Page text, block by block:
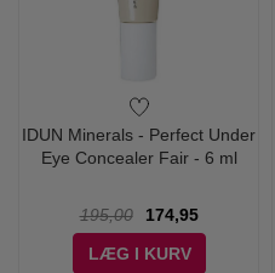
IDUN Minerals - Perfect Under
Eye Concealer Fair - 6 ml
195,00
174,95
LÆG I KURV